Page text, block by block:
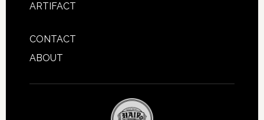
ARTIFACT
CONTACT
ABOUT